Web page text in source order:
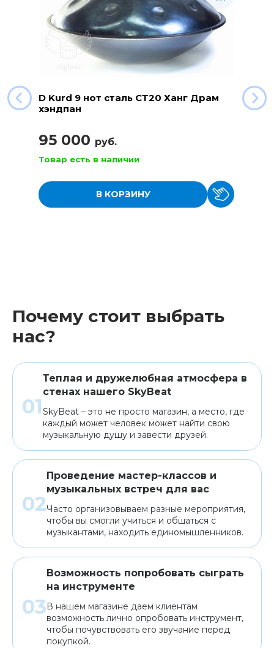
D Kurd 9 нот сталь СТ20 Ханг Драм
хэндпан
95 000 руб.
Товар есть в наличии
В КОРЗИНУ
Почему стоит выбрать
нас?
Теплая и дружелюбная атмосфера в
стенах нашего SkyBeat
SkyBeat – это не просто магазин, а место, где
каждый может человек может найти свою
музыкальную душу и завести друзей.
Проведение мастер-классов и
музыкальных встреч для вас
Часто организовываем разные мероприятия,
чтобы вы смогли учиться и общаться с
музыкантами, находить единомышленников.
Возможность попробовать сыграть
на инструменте
В нашем магазине даем клиентам
возможность лично опробовать инструмент,
чтобы почувствовать его звучание перед
покупкой.